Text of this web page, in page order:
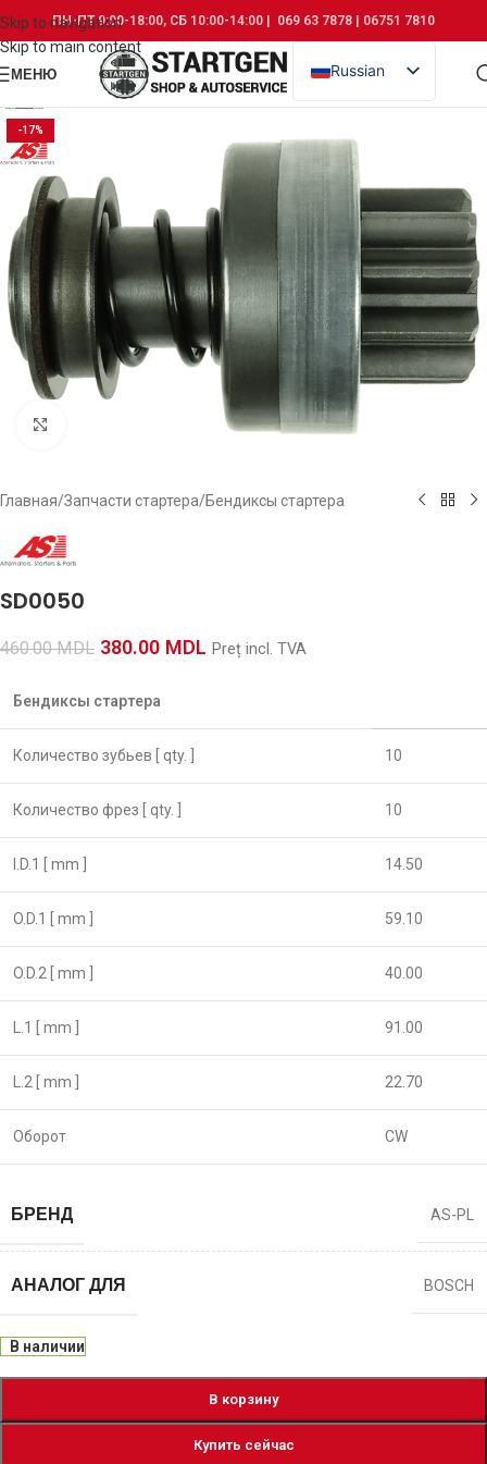
Skip to navigation
Skip to main content
ПН-ПТ 9:00-18:00, СБ 10:00-14:00 | 069 63 7878 | 06751 7810
МЕНЮ
Russian
Romanian
-17%
Главная/Запчасти стартера/Бендиксы стартера
SD0050
460.00MDL 380.00 MDL Preț incl. TVA
Бендиксы стартера
Количество зубьев [ qty. ] 10
Количество фрез [ qty. ] 10
I.D.1 [ mm ] 14.50
O.D.1 [ mm ] 59.10
O.D.2 [ mm ] 40.00
L.1 [ mm ] 91.00
L.2 [ mm ] 22.70
Оборот CW
БРЕНД AS-PL
АНАЛОГ ДЛЯ BOSCH
В наличии
В корзину
Купить сейчас